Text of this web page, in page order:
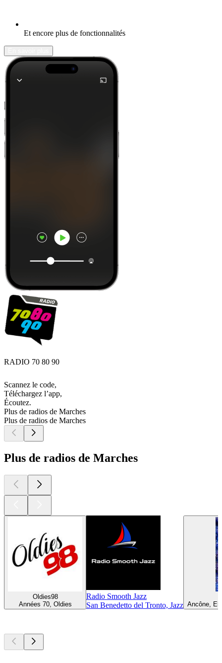
Et encore plus de fonctionnalités
RADIO 70 80 90
Scannez le code,
Téléchargez l’app,
Écoutez.
Plus de radios de Marches
Plus de radios de Marches
Plus de radios de Marches
Oldies98
Années 70, Oldies
Radio Smooth Jazz
San Benedetto del Tronto, Jazz Ancône,